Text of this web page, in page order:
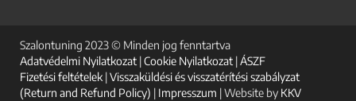
Szalontuning 2023 © Minden jog fenntartva
Adatvédelmi Nyilatkozat |Cookie Nyilatkozat |ÁSZF
Fizetési feltételek |Visszaküldési és visszatérítési szabályzat
(Return and Refund Policy) | Impresszum | Website by KKV